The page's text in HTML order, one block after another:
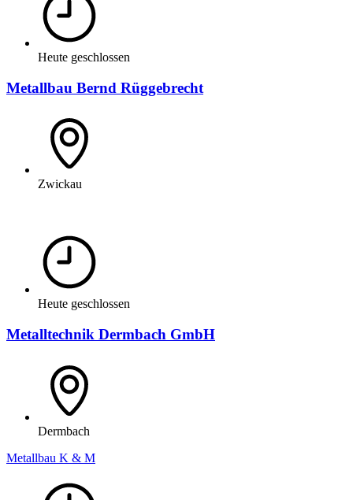
Heute geschlossen
Metallbau Bernd Rüggebrecht
Zwickau
Heute geschlossen
Metalltechnik Dermbach GmbH
Dermbach
Metallbau K & M